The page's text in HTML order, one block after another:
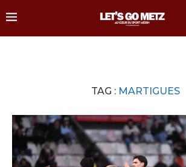
TAG : MARTIGUES